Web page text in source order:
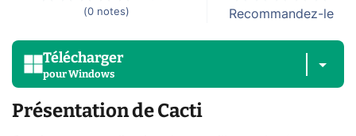
(0 notes) Recommandez-le
Télécharger
pourWindows
Présentation de Cacti